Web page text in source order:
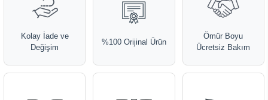
Kolay İade ve
Değişim
%100 Orijinal Ürün
Ömür Boyu
Ücretsiz Bakım